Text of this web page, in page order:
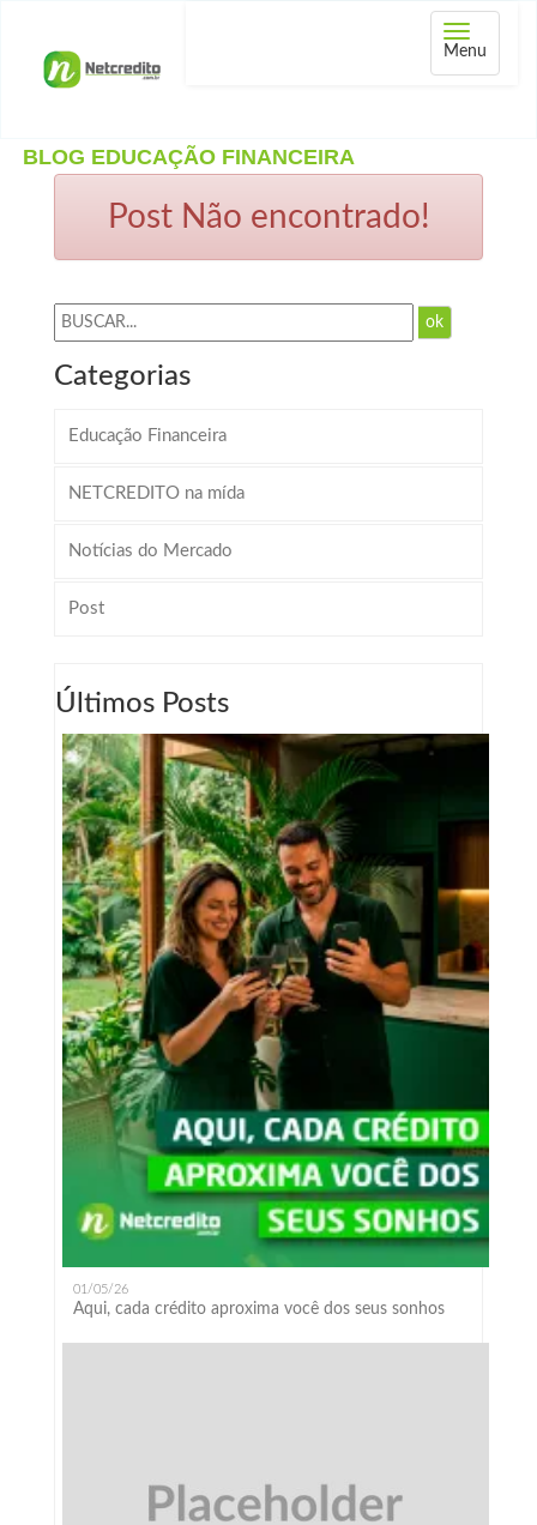
Abrir
menu
Menu
BLOG EDUCAÇÃO FINANCEIRA
Post Não encontrado!
ok
Categorias
Educação Financeira
NETCREDITO na mída
Notícias do Mercado
Post
Últimos Posts
01/05/26
Aqui, cada crédito aproxima você dos seus sonhos